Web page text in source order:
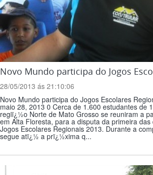
Novo Mundo participa do Jogos
28/05/2013 ás 21:10:06
Novo Mundo participa do Jogos Escolares
maio 28, 2013 0 Cerca de 1.600 estudantes de
regiï¿½o Norte de Mato Grosso se reuniram a
em Alta Floresta, para a disputa da primeira
Jogos Escolares Regionais 2013. Durante a
segue atï¿½ a prï¿½xima q...